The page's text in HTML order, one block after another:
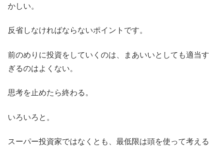
かしい。
反省しなければならないポイントです。
前のめりに投資をしていくのは、まあいいとしても適当す
ぎるのはよくない。
思考を止めたら終わる。
いろいろと。
スーパー投資家ではなくとも、最低限は頭を使って考える